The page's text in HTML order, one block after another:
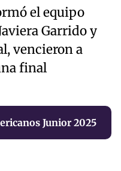
el equipo
Garrido y
vencieron a
final
Junior 2025